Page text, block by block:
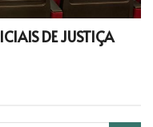
DE JUSTIÇA